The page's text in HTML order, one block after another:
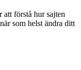
förstå hur sajten
som helst ändra ditt